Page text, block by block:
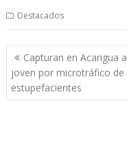
Destacados
Navegación
de
entradas
Capturan en Acarigua a
joven por microtráfico de
estupefacientes